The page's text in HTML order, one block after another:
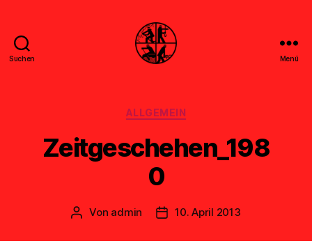
Suchen Menü
Kategorien
ALLGEMEIN
Zeitgeschehen_198
0
Beitragsautor
Von admin Veröffentlichungsdatum
10. April 2013